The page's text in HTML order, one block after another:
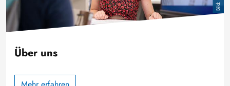
Über uns